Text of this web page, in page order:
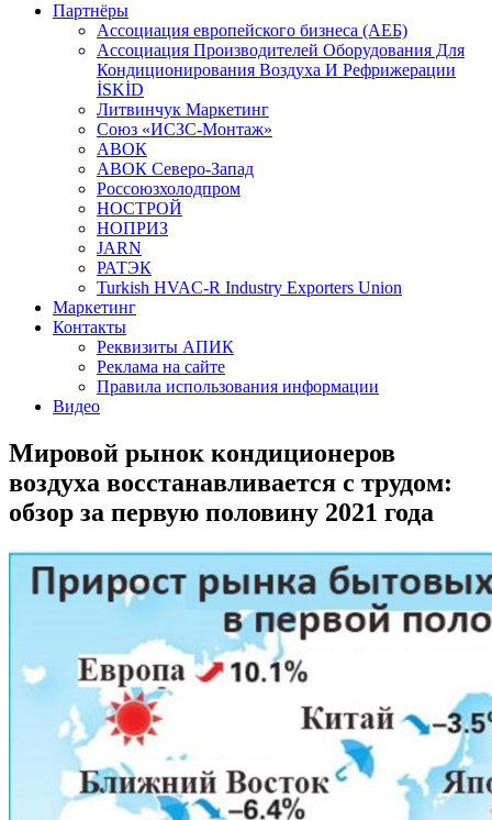
Партнёры
Ассоциация европейского бизнеса (АЕБ)
Aссоциация Производителей Оборудования Для
Кондиционирования Воздуха И Рефрижерации
İSKİD
Литвинчук Маркетинг
Союз «ИСЗС-Монтаж»
АВОК
АВОК Северо-Запад
Россоюзхолодпром
НОСТРОЙ
НОПРИЗ
JARN
РАТЭК
Turkish HVAC-R Industry Exporters Union
Маркетинг
Контакты
Реквизиты АПИК
Реклама на сайте
Правила использования информации
Видео
Мировой рынок кондиционеров
воздуха восстанавливается с трудом:
обзор за первую половину 2021 года